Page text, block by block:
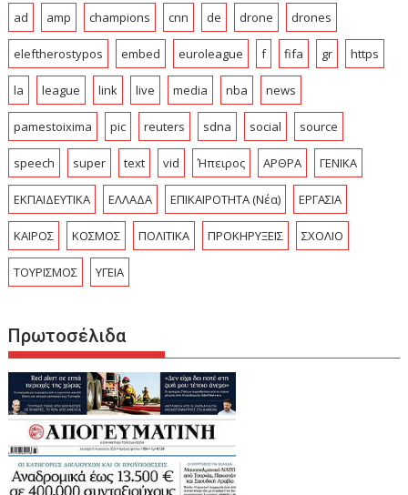
ad amp champions cnn de drone drones
eleftherostypos embed euroleague f fifa gr https
la league link live media nba news
pamestoixima pic reuters sdna social source
speech super text vid Ήπειρος ΑΡΘΡΑ ΓΕΝΙΚΑ
ΕΚΠΑΙΔΕΥΤΙΚΑ ΕΛΛΑΔΑ ΕΠΙΚΑΙΡΟΤΗΤΑ (Νέα) ΕΡΓΑΣΙΑ
ΚΑΙΡΟΣ ΚΟΣΜΟΣ ΠΟΛΙΤΙΚΑ ΠΡΟΚΗΡΥΞΕΙΣ ΣΧΟΛΙΟ
ΤΟΥΡΙΣΜΟΣ ΥΓΕΙΑ
Πρωτοσέλιδα